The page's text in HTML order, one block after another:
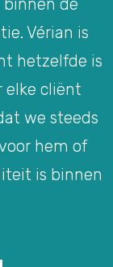
de
Vérian is
hetzelfde is
elke cliënt
we steeds
hem of
is binnen